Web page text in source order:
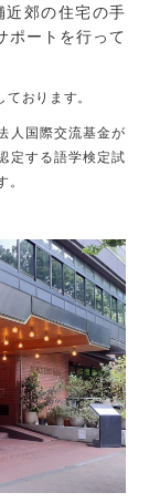
近郊の住宅の手
ポートを行って
おります。
人国際交流基金が
定する語学検定試